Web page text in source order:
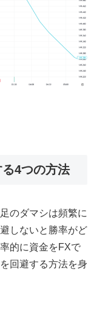
4つの方法
のダマシは頻繁に
しないと勝率がど
的に資金をFXで
回避する方法を身